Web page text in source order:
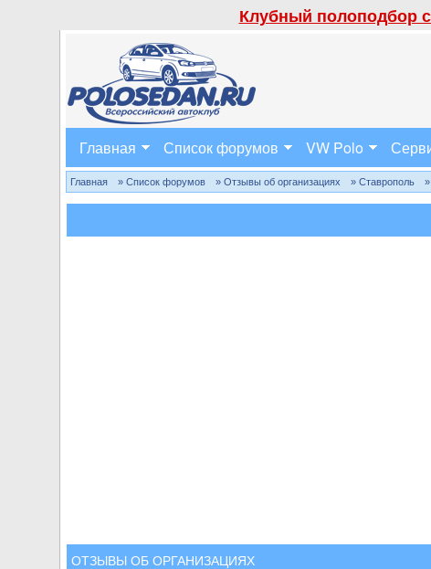
Клубный полоподбор
Главная Список форумов VW Polo
Главная » Список форумов » Отзывы об организациях » Ставрополь
ОТЗЫВЫ ОБ ОРГАНИЗАЦИЯХ